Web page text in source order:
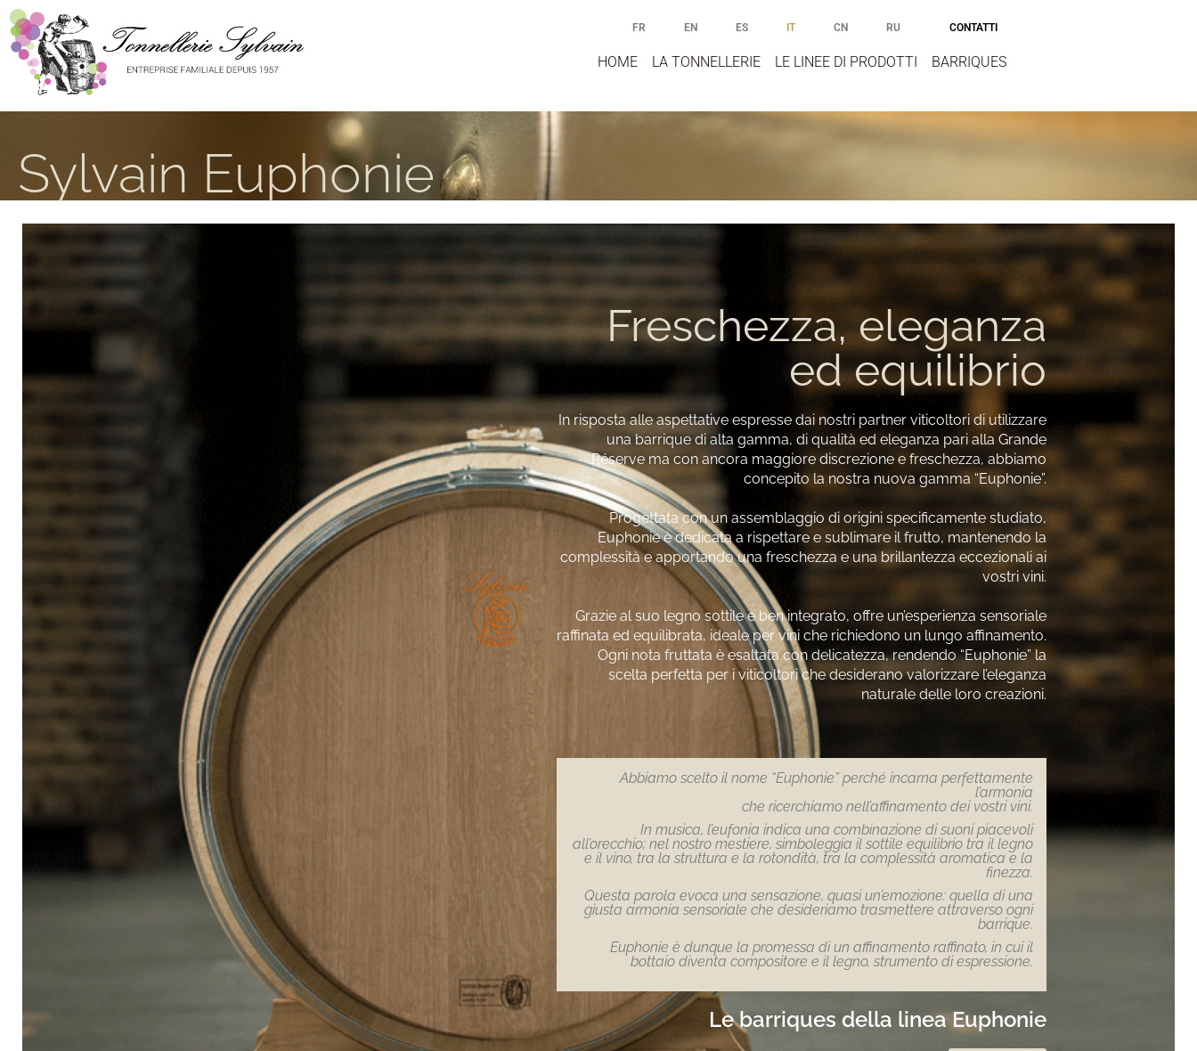
FR EN ES IT CN RU CONTATTI
HOME LA TONNELLERIE LE LINEE DI PRODOTTI BARRIQUES
Sylvain Euphonie
Freschezza, eleganza
ed equilibrio
In risposta alle aspettative espresse dai nostri partner viticoltori di utilizzare
una barrique di alta gamma, di qualità ed eleganza pari alla Grande
Réserve ma con ancora maggiore discrezione e freschezza, abbiamo
concepito la nostra nuova gamma “Euphonie”.
Progettata con un assemblaggio di origini specificamente studiato,
Euphonie è dedicata a rispettare e sublimare il frutto, mantenendo la
complessità e apportando una freschezza e una brillantezza eccezionali ai
vostri vini.
Grazie al suo legno sottile e ben integrato, offre un’esperienza sensoriale
raffinata ed equilibrata, ideale per vini che richiedono un lungo affinamento.
Ogni nota fruttata è esaltata con delicatezza, rendendo “Euphonie” la
scelta perfetta per i viticoltori che desiderano valorizzare l’eleganza
naturale delle loro creazioni.
Abbiamo scelto il nome “Euphonie” perché incarna perfettamente
l’armonia
che ricerchiamo nell’affinamento dei vostri vini.
In musica, l’eufonia indica una combinazione di suoni piacevoli
all’orecchio; nel nostro mestiere, simboleggia il sottile equilibrio tra il legno
e il vino, tra la struttura e la rotondità, tra la complessità aromatica e la
finezza.
Questa parola evoca una sensazione, quasi un’emozione: quella di una
giusta armonia sensoriale che desideriamo trasmettere attraverso ogni
barrique.
Euphonie è dunque la promessa di un affinamento raffinato, in cui il
bottaio diventa compositore e il legno, strumento di espressione.
Le barriques della linea Euphonie